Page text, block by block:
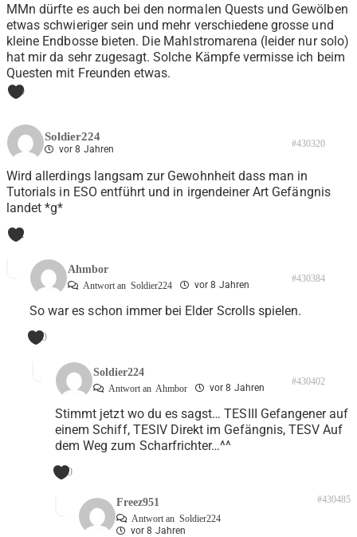
MMn dürfte es auch bei den normalen Quests und Gewölben
etwas schwieriger sein und mehr verschiedene grosse und
kleine Endbosse bieten. Die Mahlstromarena (leider nur solo)
hat mir da sehr zugesagt. Solche Kämpfe vermisse ich beim
Questen mit Freunden etwas.
0
Soldier224
vor 8 Jahren #430320
Wird allerdings langsam zur Gewohnheit dass man in
Tutorials in ESO entführt und in irgendeiner Art Gefängnis
landet *g*
1
Ahmbor
Antwort an Soldier224 vor 8 Jahren
#430384
So war es schon immer bei Elder Scrolls spielen.
0
Soldier224
Antwort an Ahmbor vor 8 Jahren
#430402
Stimmt jetzt wo du es sagst… TESIII Gefangener auf
einem Schiff, TESIV Direkt im Gefängnis, TESV Auf
dem Weg zum Scharfrichter…^^
0
Freez951
Antwort an Soldier224
vor 8 Jahren
#430485